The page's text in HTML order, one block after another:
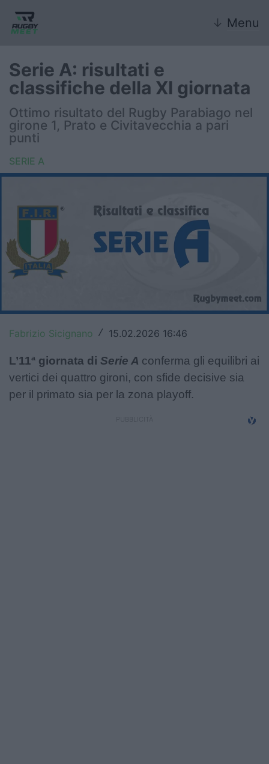
↓ Menu
Nazionali giovanili
Rugby Sevens
FIR
Internazionale
United Rugby Championship
Premiership
Champions Cup
Challenge Cup
World Rugby
Serie A: risultati e
classifiche della XI giornata
Ottimo risultato del Rugby Parabiago nel
girone 1, Prato e Civitavecchia a pari
punti
SERIE A
Fabrizio Sicignano / 15.02.2026 16:46
L’11ª giornata di Serie A conferma gli equilibri ai
vertici dei quattro gironi, con sfide decisive sia
per il primato sia per la zona playoff.